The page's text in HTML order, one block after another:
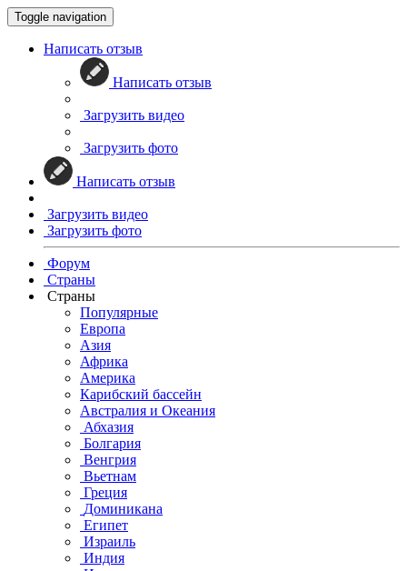
Toggle navigation
Написать отзыв
Написать отзыв
Загрузить видео
Загрузить фото
Написать отзыв
Загрузить видео
Загрузить фото
Форум
Страны
Страны
Популярные
Европа
Азия
Африка
Америка
Карибский бассейн
Австралия и Океания
Абхазия
Болгария
Венгрия
Вьетнам
Греция
Доминикана
Египет
Израиль
Индия